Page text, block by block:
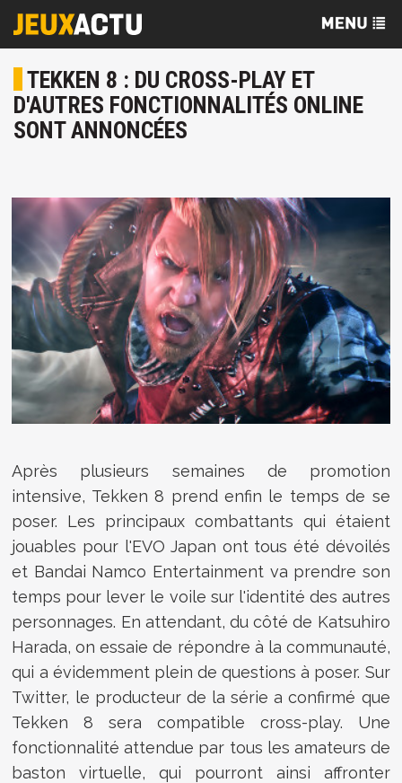
TEKKEN 8 : DU CROSS-PLAY ET
D'AUTRES FONCTIONNALITÉS ONLINE
SONT ANNONCÉES
Après plusieurs semaines de promotion
intensive, Tekken 8 prend enfin le temps de se
poser. Les principaux combattants qui étaient
jouables pour l'EVO Japan ont tous été dévoilés
et Bandai Namco Entertainment va prendre son
temps pour lever le voile sur l'identité des autres
personnages. En attendant, du côté de Katsuhiro
Harada, on essaie de répondre à la communauté,
qui a évidemment plein de questions à poser. Sur
Twitter, le producteur de la série a confirmé que
Tekken 8 sera compatible cross-play. Une
fonctionnalité attendue par tous les amateurs de
baston virtuelle, qui pourront ainsi affronter